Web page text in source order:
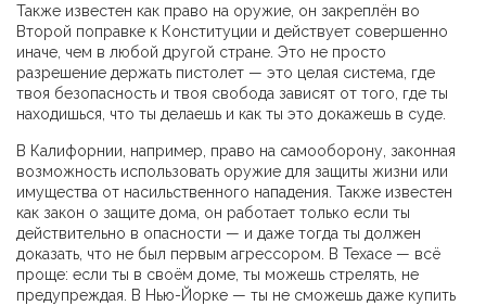
Также известен как право на оружие , он закреплён во
Второй поправке к Конституции и действует совершенно
иначе, чем в любой другой стране. Это не просто
разрешение держать пистолет — это целая система, где
твоя безопасность и твоя свобода зависят от того, где ты
находишься, что ты делаешь и как ты это докажешь в суде.
В Калифорнии, например, право на самооборону законная
возможность использовать оружие для защиты жизни или
имущества от насильственного нападения . Также известен
как закон о защите дома , он работает только если ты
действительно в опасности — и даже тогда ты должен
доказать, что не был первым агрессором.
В Техасе — всё
проще: если ты в своём доме, ты можешь стрелять, не
предупреждая. В Нью-Йорке — ты не сможешь даже купить